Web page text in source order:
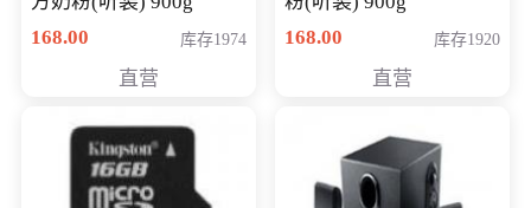
168.00
库存1974
直营
168.00
库存1920
直营